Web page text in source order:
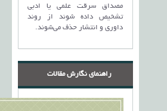
مصداق سرقت علمی یا ادبی
تشخیص داده شوند از روند
داوری و انتشار حذف می‌شوند.
راهنمای نگارش مقالات